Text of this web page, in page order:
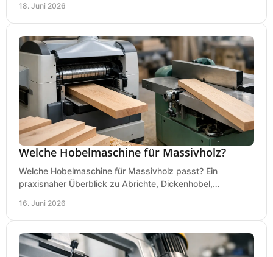
18. Juni 2026
Welche Hobelmaschine für Massivholz?
Welche Hobelmaschine für Massivholz passt? Ein
praxisnaher Überblick zu Abrichte, Dickenhobel,
16. Juni 2026